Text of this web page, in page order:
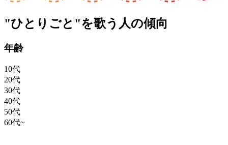
"ひとりごと"を歌う人の傾向
年齢
10代
20代
30代
40代
50代
60代~